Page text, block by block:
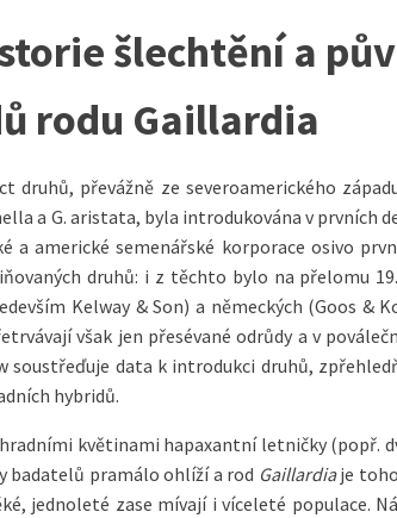
šlechtění a
rodu Gaillardia
druhů, převážně ze severoamerického
a G. aristata, byla introdukována v prvních
a americké semenářské korporace osivo
druhů: i z těchto bylo na přelomu
Kelway & Son) a německých (Goos &
však jen přesévané odrůdy a v
soustřeďuje data k introdukci druhů,
hybridů.
květinami hapaxantní letničky (popř.
badatelů pramálo ohlíží a rod Gaillardiaje
jednoleté zase mívají i víceleté populace.